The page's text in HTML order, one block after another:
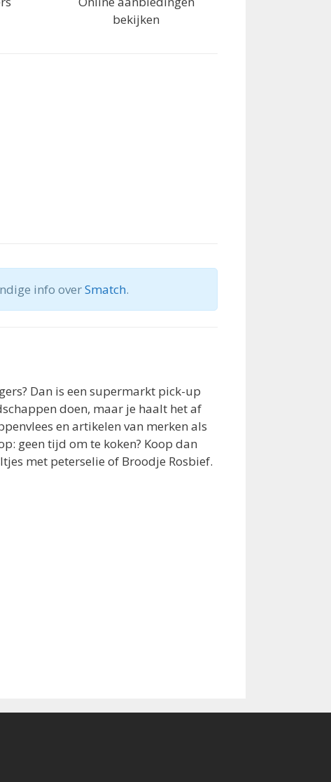
bekijken
info overSmatch.
Dan is een supermarkt pick-up
doen, maar je haalt het af
en artikelen van merken als
geen tijd om te koken? Koop dan
met peterselie of Broodje Rosbief.